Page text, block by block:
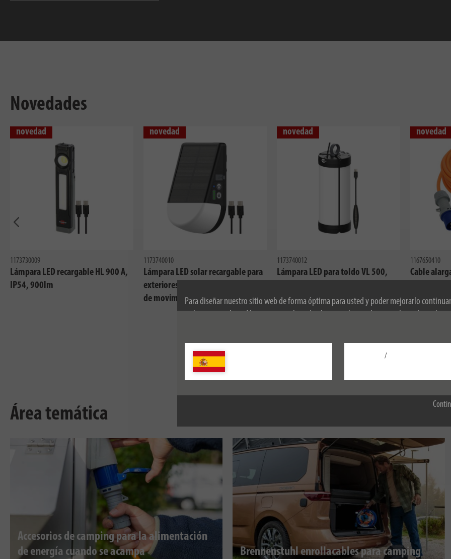
Para diseñar nuestro sitio web de forma óptima para usted y poder mejorarlo
/
Novedades
Anteriormente
novedad
1173730009
Lámpara LED recargable HL 900 A,
IP54, 900lm
novedad
1173740010
Lámpara LED solar recargable para
exteriores KL 300 AS con detector
de movimiento, IP54, 250 lm
novedad
1173740012
Lámpara LED para toldo VL 500,
novedad
1167650410
Cable
10 m
230 V/16 A
Área temática
Accesorios de camping para la alimentación
de energía cuando se acampa
Brennenstuhl enrollacables para camping